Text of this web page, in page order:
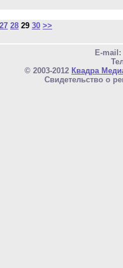
27 28 29 30 >>
E-mail:
© 2003-2012 Квадра
Свидетельство о